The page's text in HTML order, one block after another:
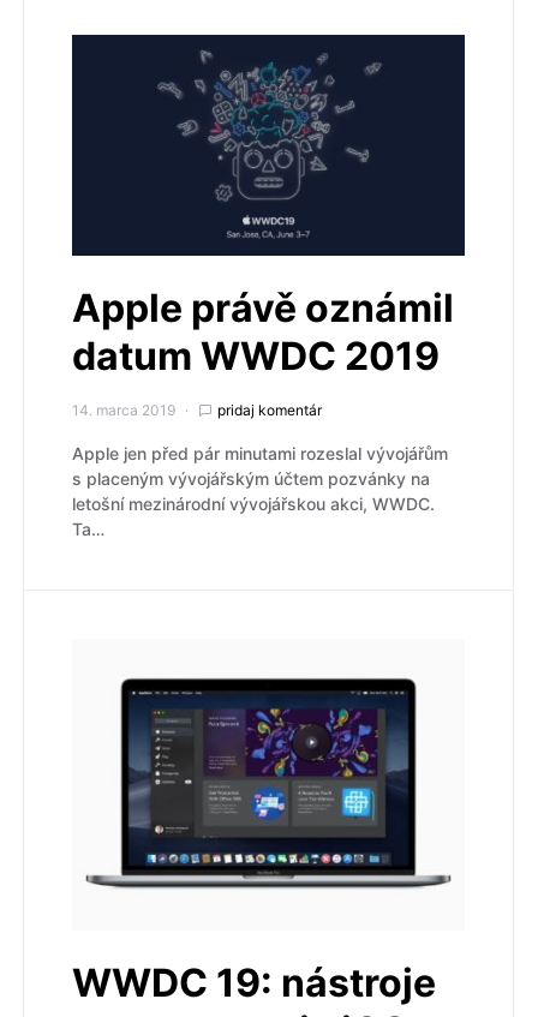
Apple právě oznámil
datum WWDC 2019
14. marca 2019 pridaj komentár
Apple jen před pár minutami rozeslal vývojářům
s placeným vývojářským účtem pozvánky na
letošní mezinárodní vývojářskou akci, WWDC.
Ta…
WWDC 19: nástroje